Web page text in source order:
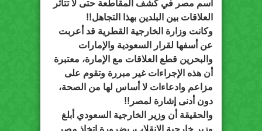
اسم مصر في كشف المقاطعة حتى لا تتأثر
العلاقات بين البلدين بهذا التجاهل!!
وكانت وزارة الخارجية القطرية قد أعربت
عن أسفها لقرار السعودية والإمارات
والبحرين قطع العلاقات مع الإمارة، معتبرة
أن هذه الإجراءات غير مبررة وتقوم على
مزاعم وادعاءات لا أساس لها من الصحة،
دون أدنى إشارة لمصر!!
والحقيقة أن وزير الخارجية السعودي أبلغ
وزير خارجية الانقلاب، بضرورة اتخاذ مصر